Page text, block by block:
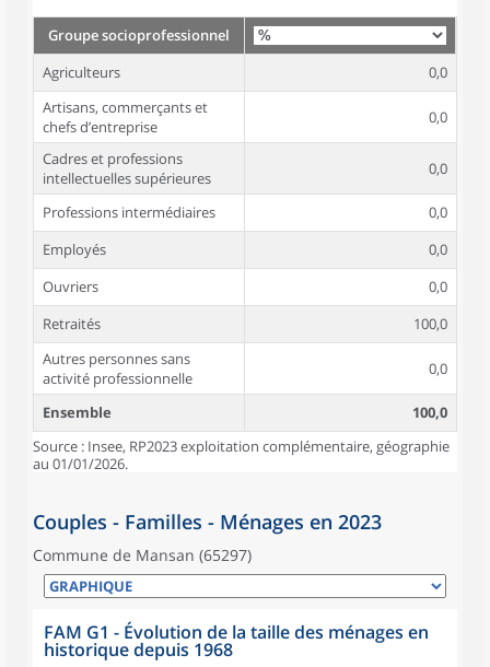
Groupe socioprofessionnel
Agriculteurs
0,0
Artisans, commerçants et
chefs d’entreprise
0,0
Cadres et professions
intellectuelles supérieures
0,0
Professions intermédiaires
0,0
Employés
0,0
Ouvriers
0,0
Retraités
100,0
Autres personnes sans
activité professionnelle
0,0
Ensemble
100,0
Source : Insee, RP2023 exploitation complémentaire, géographie
au 01/01/2026.
Couples - Familles - Ménages en 2023
Commune de Mansan (65297)
FAM G1 - Évolution de la taille des ménages en
historique depuis 1968